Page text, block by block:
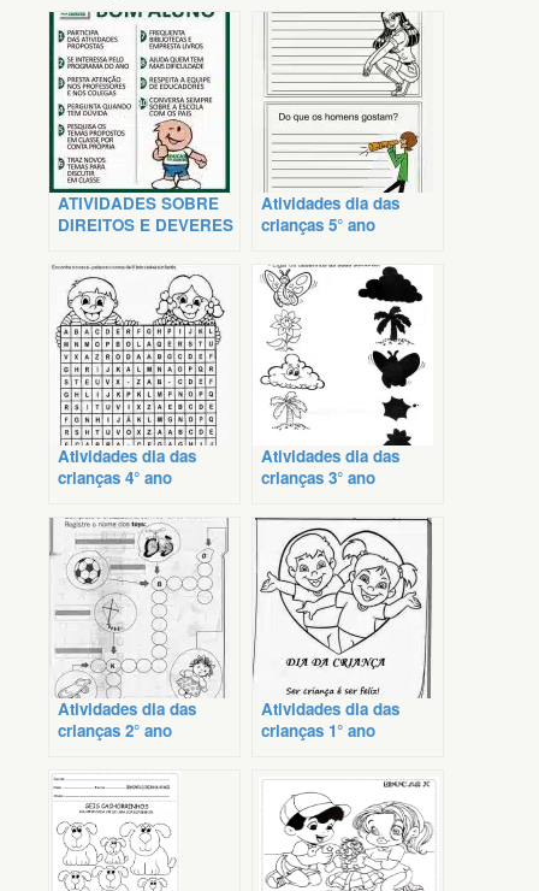
ATIVIDADES SOBRE
DIREITOS E DEVERES
Atividades dia das
crianças 5° ano
Atividades dia das
crianças 4° ano
Atividades dia das
crianças 3° ano
Atividades dia das
crianças 2° ano
Atividades dia das
crianças 1° ano